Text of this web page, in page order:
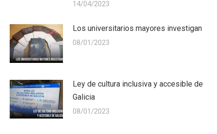
14/04/2023
Los universitarios mayores investigan
08/01/2023
Ley de cultura inclusiva y accesible de
Galicia
08/01/2023